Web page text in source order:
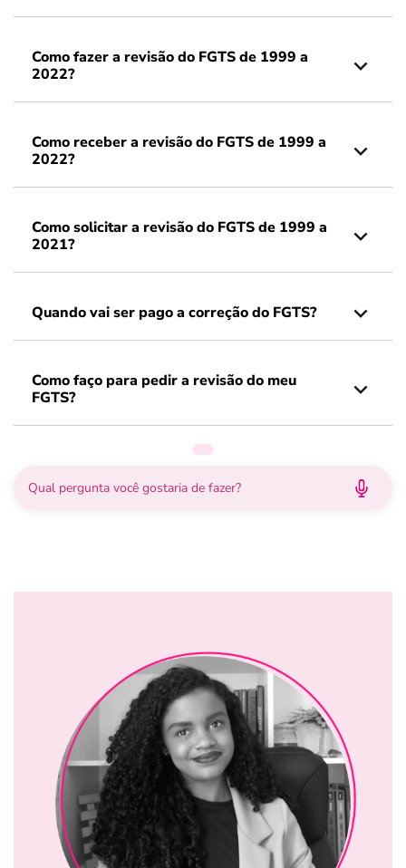
Como fazer a revisão do FGTS de 1999 a
2022?
Como receber a revisão do FGTS de 1999 a
2022?
Como solicitar a revisão do FGTS de 1999 a
2021?
Quando vai ser pago a correção do FGTS?
Como faço para pedir a revisão do meu
FGTS?